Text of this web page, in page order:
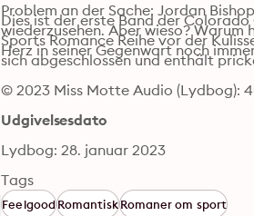
Problem an der Sache: Jordan
wiederzusehen. Aber wieso?
Herz in seiner Gegenwart noch
Dies ist der erste Band der
Sports Romance Reihe vor der
sich abgeschlossen und enthält
© 2023 Miss Motte Audio (Lydbog):
Udgivelsesdato
Lydbog: 28. januar 2023
Tags
FeelgoodRomantiskRomaner om sport